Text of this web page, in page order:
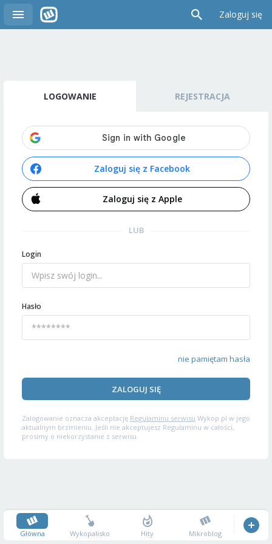
Zaloguj się
LOGOWANIE REJESTRACJA
Zaloguj się z Facebook
Zaloguj się z Apple
LUB
Login
Hasło
nie pamiętam hasła
ZALOGUJ SIĘ
Zalogowanie oznacza akceptację Regulaminu serwisu Wykop.pl w jego
aktualnym brzmieniu. Jeśli nie akceptujesz Regulaminu w całości,
prosimy o niekorzystanie z serwisu.
Główna Wykopalisko Hity Mikroblog